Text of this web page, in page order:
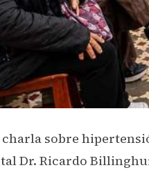
sobre
Dr. Ricardo